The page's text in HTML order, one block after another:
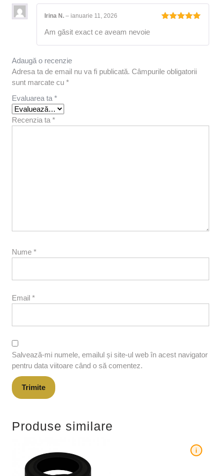
Irina N. – ianuarie 11, 2026
Am găsit exact ce aveam nevoie
Adaugă o recenzie
Adresa ta de email nu va fi publicată. Câmpurile obligatorii
sunt marcate cu *
Evaluarea ta *
Recenzia ta *
Nume *
Email *
Salvează-mi numele, emailul și site-ul web în acest navigator
pentru data viitoare când o să comentez.
Produse similare
i